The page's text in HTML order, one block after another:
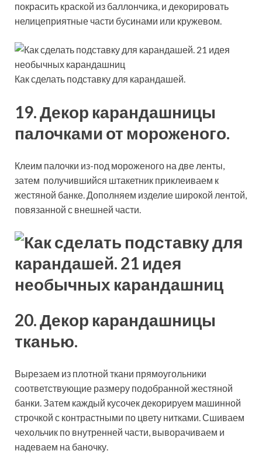
покрасить краской из баллончика, и декорировать
нелицеприятные части бусинами или кружевом.
Как сделать подставку для карандашей.
19. Декор карандашницы
палочками от мороженого.
Клеим палочки из-под мороженого на две ленты,
затем получившийся штакетник приклеиваем к
жестяной банке. Дополняем изделие широкой лентой,
повязанной с внешней части.
20. Декор карандашницы
тканью.
Вырезаем из плотной ткани прямоугольники
соответствующие размеру подобранной жестяной
банки. Затем каждый кусочек декорируем машинной
строчкой с контрастными по цвету нитками. Сшиваем
чехольчик по внутренней части, выворачиваем и
надеваем на баночку.